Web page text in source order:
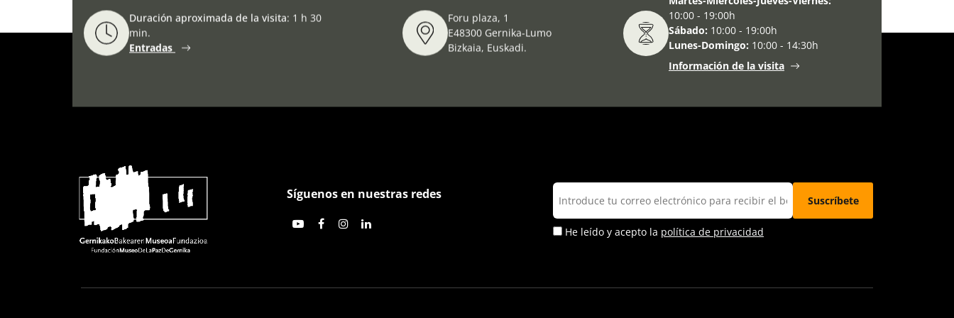
Duración aproximada de la visita: 1 h 30
min.
Entradas
Foru plaza, 1
E48300 Gernika-Lumo
Bizkaia, Euskadi.
10:00 - 19:00h
Sábado: 10:00 - 19:00h
Lunes-Domingo: 10:00 - 14:30h
Información de la visita
Síguenos en nuestras redes
He leído y acepto la política de privacidad